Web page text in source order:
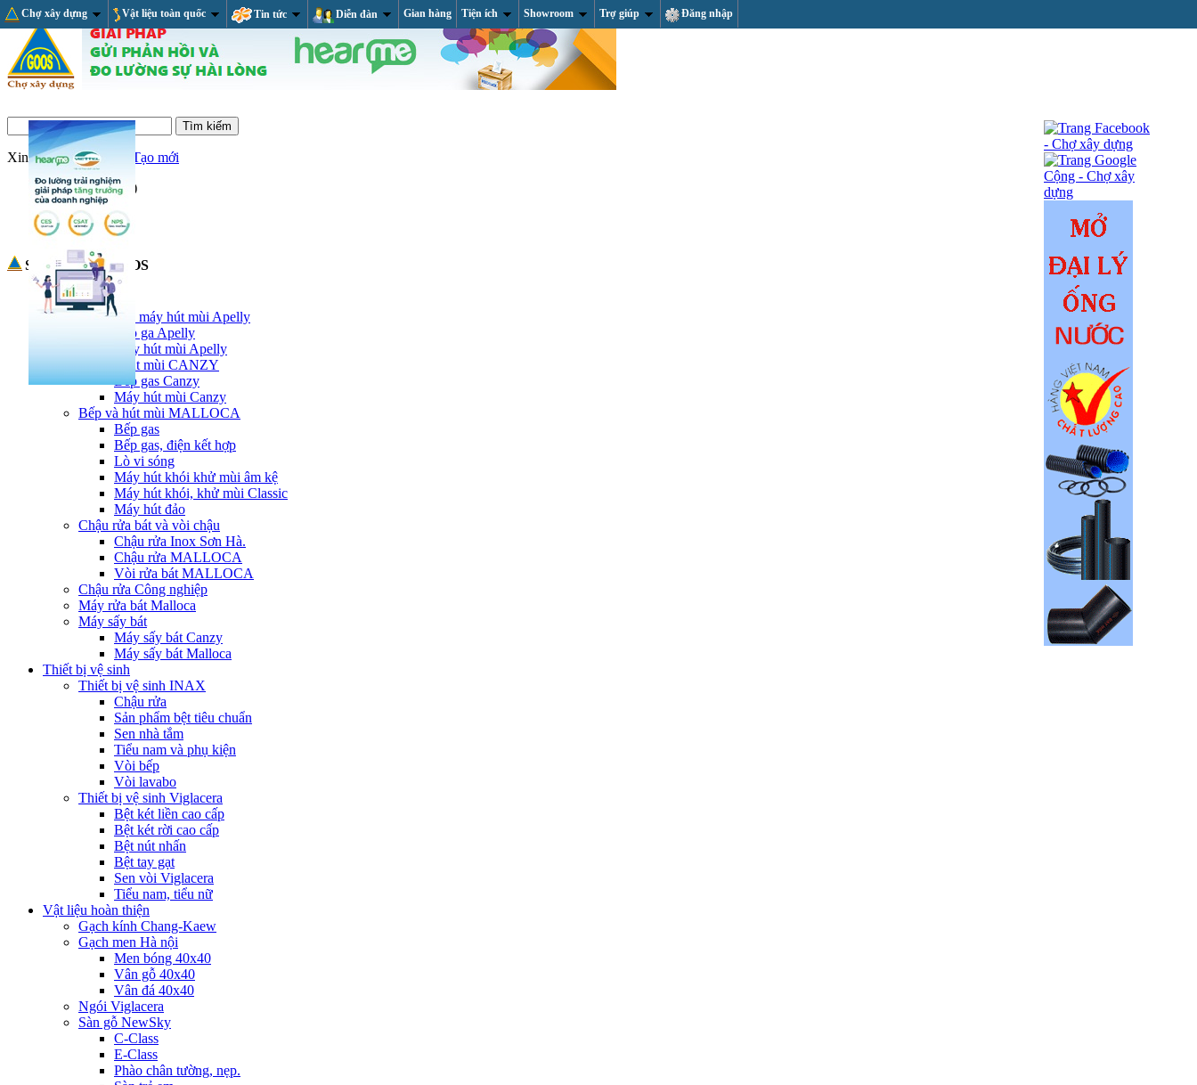
Chợ xây dựng Vật liệu toàn quốc Tin tức Diễn đàn Gian hàng Tiện ích Showroom Trợ giúp Đăng nhập
Xin chào,Đăng nhập/Tạo mới
Giỏ hàng (trống)
RSS Feed
Sản phẩm tại GOOS
Thiết bị nhà bếp
Bếp ga và máy hút mùi Apelly
Bếp ga Apelly
Máy hút mùi Apelly
Bếp và hút mùi CANZY
Bếp gas Canzy
Máy hút mùi Canzy
Bếp và hút mùi MALLOCA
Bếp gas
Bếp gas, điện kết hợp
Lò vi sóng
Máy hút khói khử mùi âm kệ
Máy hút khói, khử mùi Classic
Máy hút đảo
Chậu rửa bát và vòi chậu
Chậu rửa Inox Sơn Hà.
Chậu rửa MALLOCA
Vòi rửa bát MALLOCA
Chậu rửa Công nghiệp
Máy rửa bát Malloca
Máy sấy bát
Máy sấy bát Canzy
Máy sấy bát Malloca
Thiết bị vệ sinh
Thiết bị vệ sinh INAX
Chậu rửa
Sản phẩm bệt tiêu chuẩn
Sen nhà tắm
Tiểu nam và phụ kiện
Vòi bếp
Vòi lavabo
Thiết bị vệ sinh Viglacera
Bệt két liền cao cấp
Bệt két rời cao cấp
Bệt nút nhấn
Bệt tay gạt
Sen vòi Viglacera
Tiểu nam, tiểu nữ
Vật liệu hoàn thiện
Gạch kính Chang-Kaew
Gạch men Hà nội
Men bóng 40x40
Vân gỗ 40x40
Vân đá 40x40
Ngói Viglacera
Sàn gỗ NewSky
C-Class
E-Class
Phào chân tường, nẹp.